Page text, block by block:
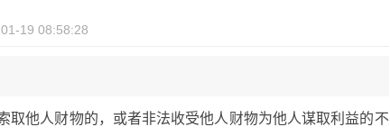
19 08:58:28
取他人财物的，或者非法收受他人财物为他人谋取利益的不